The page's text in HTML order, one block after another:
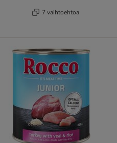
7 vaihtoehtoa